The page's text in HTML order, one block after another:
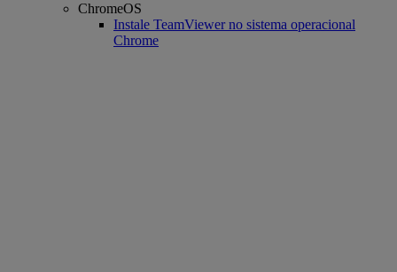
ChromeOS
Instale TeamViewer no sistema operacional
Chrome